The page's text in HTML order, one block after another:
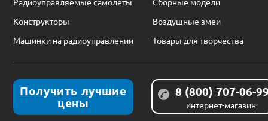
Конструкторы
Воздушные змеи
Машинки на радиоуправлении
Товары для творчества
Получить лучшие
цены
8 (800) 707-06-
интернет-магазин